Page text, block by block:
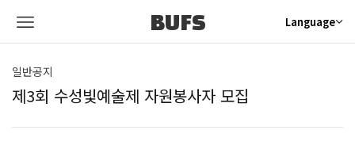
BUFS Language
일반공지
제3회 수성빛예술제 자원봉사자 모집